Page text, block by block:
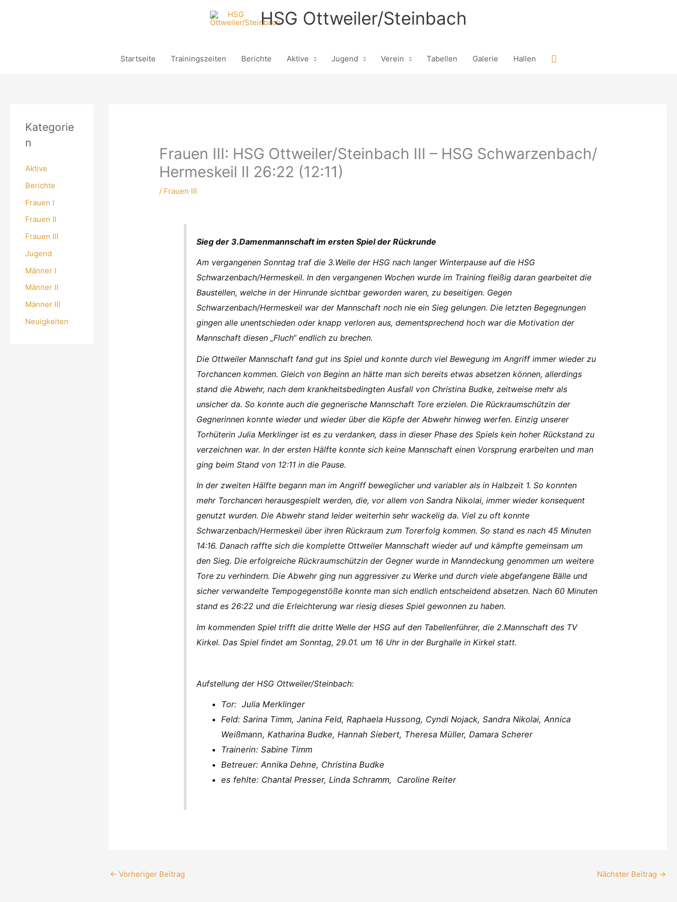
HSG Ottweiler/Steinbach
Startseite Trainingszeiten Berichte Aktive Jugend Verein Tabellen Galerie Hallen Suchen
Kategorie
n
Aktive
Berichte
Frauen I
Frauen II
Frauen III
Jugend
Männer I
Männer II
Männer III
Neuigkeiten
Frauen III: HSG Ottweiler/Steinbach III – HSG Schwarzenbach/
Hermeskeil II 26:22 (12:11)
/ Frauen III
Sieg der 3.Damenmannschaft im ersten Spiel der Rückrunde
Am vergangenen Sonntag traf die 3.Welle der HSG nach langer Winterpause auf die HSG
Schwarzenbach/Hermeskeil. In den vergangenen Wochen wurde im Training fleißig daran gearbeitet die
Baustellen, welche in der Hinrunde sichtbar geworden waren, zu beseitigen. Gegen
Schwarzenbach/Hermeskeil war der Mannschaft noch nie ein Sieg gelungen. Die letzten Begegnungen
gingen alle unentschieden oder knapp verloren aus, dementsprechend hoch war die Motivation der
Mannschaft diesen „Fluch“ endlich zu brechen.
Die Ottweiler Mannschaft fand gut ins Spiel und konnte durch viel Bewegung im Angriff immer wieder zu
Torchancen kommen. Gleich von Beginn an hätte man sich bereits etwas absetzen können, allerdings
stand die Abwehr, nach dem krankheitsbedingten Ausfall von Christina Budke, zeitweise mehr als
unsicher da. So konnte auch die gegnerische Mannschaft Tore erzielen. Die Rückraumschützin der
Gegnerinnen konnte wieder und wieder über die Köpfe der Abwehr hinweg werfen. Einzig unserer
Torhüterin Julia Merklinger ist es zu verdanken, dass in dieser Phase des Spiels kein hoher Rückstand zu
verzeichnen war. In der ersten Hälfte konnte sich keine Mannschaft einen Vorsprung erarbeiten und man
ging beim Stand von 12:11 in die Pause.
In der zweiten Hälfte begann man im Angriff beweglicher und variabler als in Halbzeit 1. So konnten
mehr Torchancen herausgespielt werden, die, vor allem von Sandra Nikolai, immer wieder konsequent
genutzt wurden. Die Abwehr stand leider weiterhin sehr wackelig da. Viel zu oft konnte
Schwarzenbach/Hermeskeil über ihren Rückraum zum Torerfolg kommen. So stand es nach 45 Minuten
14:16. Danach raffte sich die komplette Ottweiler Mannschaft wieder auf und kämpfte gemeinsam um
den Sieg. Die erfolgreiche Rückraumschützin der Gegner wurde in Manndeckung genommen um weitere
Tore zu verhindern. Die Abwehr ging nun aggressiver zu Werke und durch viele abgefangene Bälle und
sicher verwandelte Tempogegenstöße konnte man sich endlich entscheidend absetzen. Nach 60 Minuten
stand es 26:22 und die Erleichterung war riesig dieses Spiel gewonnen zu haben.
Im kommenden Spiel trifft die dritte Welle der HSG auf den Tabellenführer, die 2.Mannschaft des TV
Kirkel. Das Spiel findet am Sonntag, 29.01. um 16 Uhr in der Burghalle in Kirkel statt.
Aufstellung der HSG Ottweiler/Steinbach:
Tor: Julia Merklinger
Feld: Sarina Timm, Janina Feld, Raphaela Hussong, Cyndi Nojack, Sandra Nikolai, Annica
Weißmann, Katharina Budke, Hannah Siebert, Theresa Müller, Damara Scherer
Trainerin: Sabine Timm
Betreuer: Annika Dehne, Christina Budke
es fehlte: Chantal Presser, Linda Schramm, Caroline Reiter
← Vorheriger Beitrag Nächster Beitrag →